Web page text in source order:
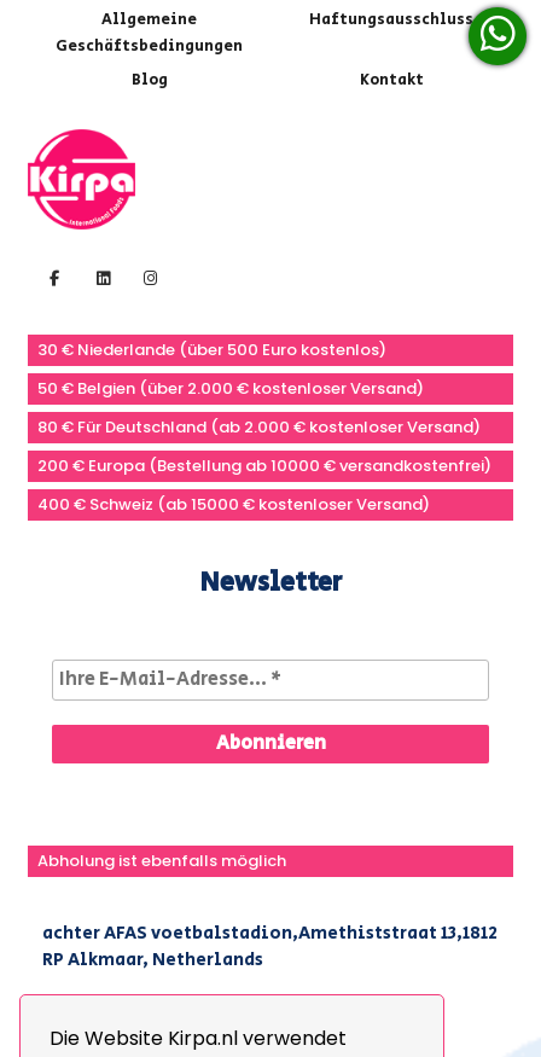
Die Website Kirpa.nl verwendet
Allgemeine
Geschäftsbedingungen
Haftungsausschluss
Blog Kontakt
30 € Niederlande (über 500 Euro kostenlos)
50 € Belgien (über 2.000 € kostenloser Versand)
80 € Für Deutschland (ab 2.000 € kostenloser Versand)
200 € Europa (Bestellung ab 10000 € versandkostenfrei)
400 € Schweiz (ab 15000 € kostenloser Versand)
Newsletter
Abholung ist ebenfalls möglich
achter AFAS voetbalstadion,Amethiststraat 13,1812
RP Alkmaar, Netherlands
+31(0) 251 296 806 | info@kirpa.nl